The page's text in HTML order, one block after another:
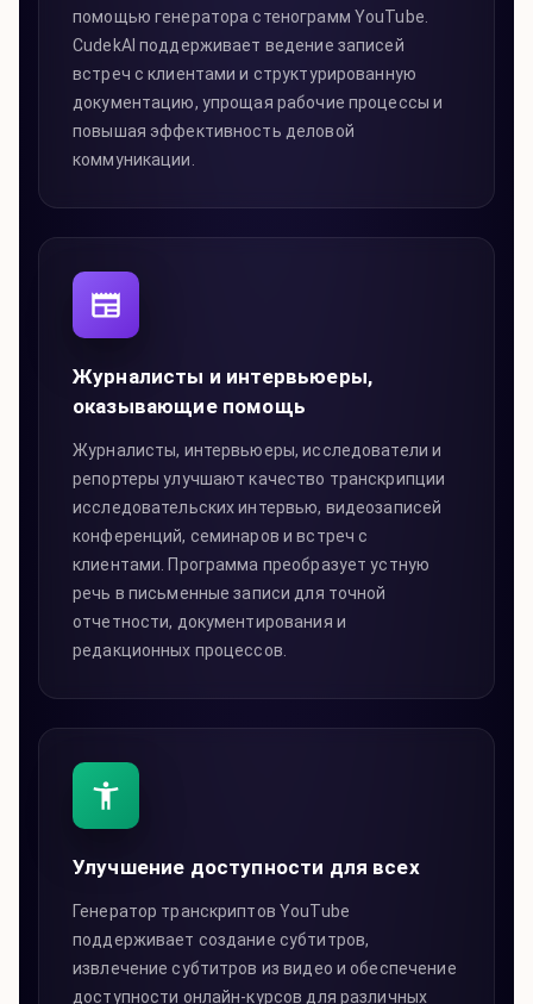
помощью генератора стенограмм YouTube.
CudekAI поддерживает ведение записей
встреч с клиентами и структурированную
документацию, упрощая рабочие процессы и
повышая эффективность деловой
коммуникации.
Журналисты и интервьюеры,
оказывающие помощь
Журналисты, интервьюеры, исследователи и
репортеры улучшают качество транскрипции
исследовательских интервью, видеозаписей
конференций, семинаров и встреч с
клиентами. Программа преобразует устную
речь в письменные записи для точной
отчетности, документирования и
редакционных процессов.
Улучшение доступности для всех
Генератор транскриптов YouTube
поддерживает создание субтитров,
извлечение субтитров из видео и обеспечение
доступности онлайн-курсов для различных